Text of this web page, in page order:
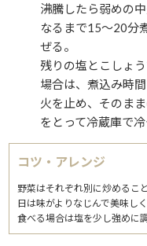
沸騰したら弱めの
なるまで15〜20分
ぜる。
残りの塩とこしょ
場合は、煮込み時
火を止め、そのま
をとって冷蔵庫で
コツ・アレンジ
野菜はそれぞれ別に炒めるこ
日は味がよりなじんで美味し
食べる場合は塩を少し強めに